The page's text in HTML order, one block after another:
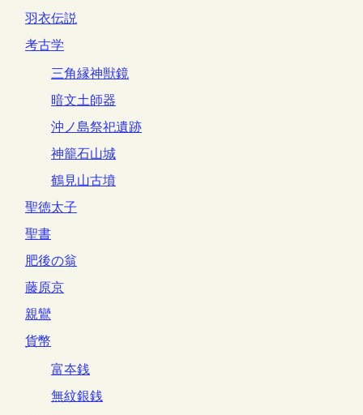
羽衣伝説
考古学
三角縁神獣鏡
暗文土師器
沖ノ島祭祀遺跡
神籠石山城
鶴見山古墳
聖徳太子
聖書
肥後の翁
藤原京
親鸞
貨幣
富夲銭
無紋銀銭